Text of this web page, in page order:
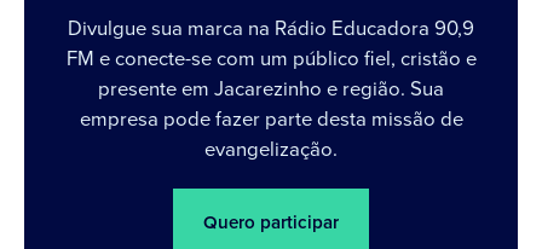
Divulgue sua marca na Rádio Educadora 90,9
FM e conecte-se com um público fiel, cristão e
presente em Jacarezinho e região. Sua
empresa pode fazer parte desta missão de
evangelização.
Quero participar